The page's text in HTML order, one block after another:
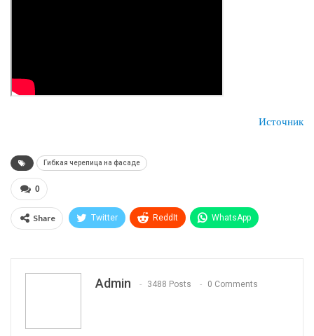
Источник
Гибкая черепица на фасаде
0
Share Twitter ReddIt WhatsApp
Admin 3488 Posts 0 Comments